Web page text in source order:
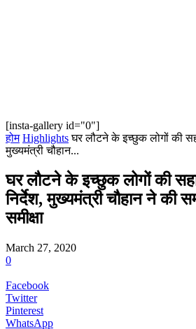
[insta-gallery id="0"]
होम Highlights घर लौटने के इच्छुक लोगों की
मुख्यमंत्री चौहान...
घर लौटने के इच्छुक लोगों की
निर्देश, मुख्यमंत्री चौहान ने की
समीक्षा
March 27, 2020
0
Facebook
Twitter
Pinterest
WhatsApp